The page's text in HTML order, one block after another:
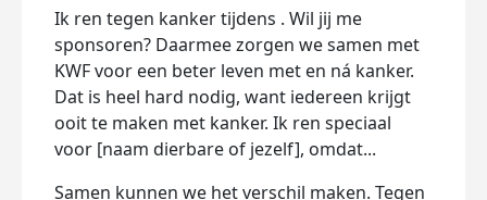
Ik ren tegen kanker tijdens . Wil jij me
sponsoren? Daarmee zorgen we samen met
KWF voor een beter leven met en ná kanker.
Dat is heel hard nodig, want iedereen krijgt
ooit te maken met kanker. Ik ren speciaal
voor [naam dierbare of jezelf], omdat...
Samen kunnen we het verschil maken. Tegen